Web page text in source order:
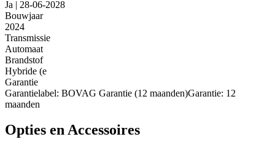
Ja | 28-06-2028
Bouwjaar
2024
Transmissie
Automaat
Brandstof
Hybride (e
Garantie
Garantielabel: BOVAG Garantie (12 maanden)Garantie: 12
maanden
Opties en Accessoires